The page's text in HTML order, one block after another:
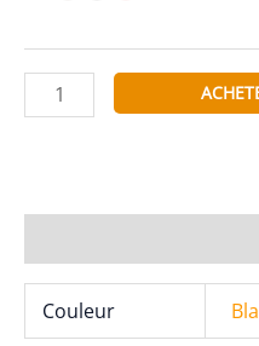
quantité
de
22B-
5669Couleur